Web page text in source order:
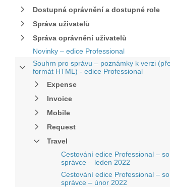
Dostupná oprávnění a dostupné role
Správa uživatelů
Správa oprávnění uživatelů
Novinky – edice Professional
Souhrn pro správu – poznámky k verzi
formát HTML) - edice Professional
Expense
Invoice
Mobile
Request
Travel
Cestování edice Professional –
správce – leden 2022
Cestování edice Professional –
správce – únor 2022